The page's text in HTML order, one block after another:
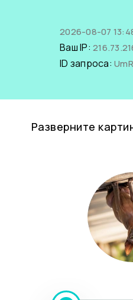
2026-08-07
Ваш IP:
ID запроса:
Разверните